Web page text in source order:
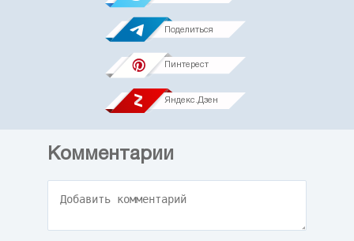
Поделиться
Пинтерест
Яндекс.Дзен
Комментарии